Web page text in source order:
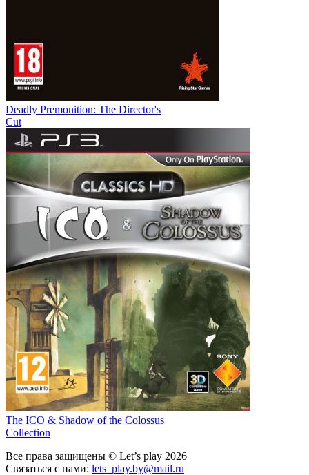
Deadly Premonition: The Director's
Cut
The ICO & Shadow of the Colossus
Collection
Все права защищены © Let’s play 2026
Связаться с нами: lets_play.by@mail.ru